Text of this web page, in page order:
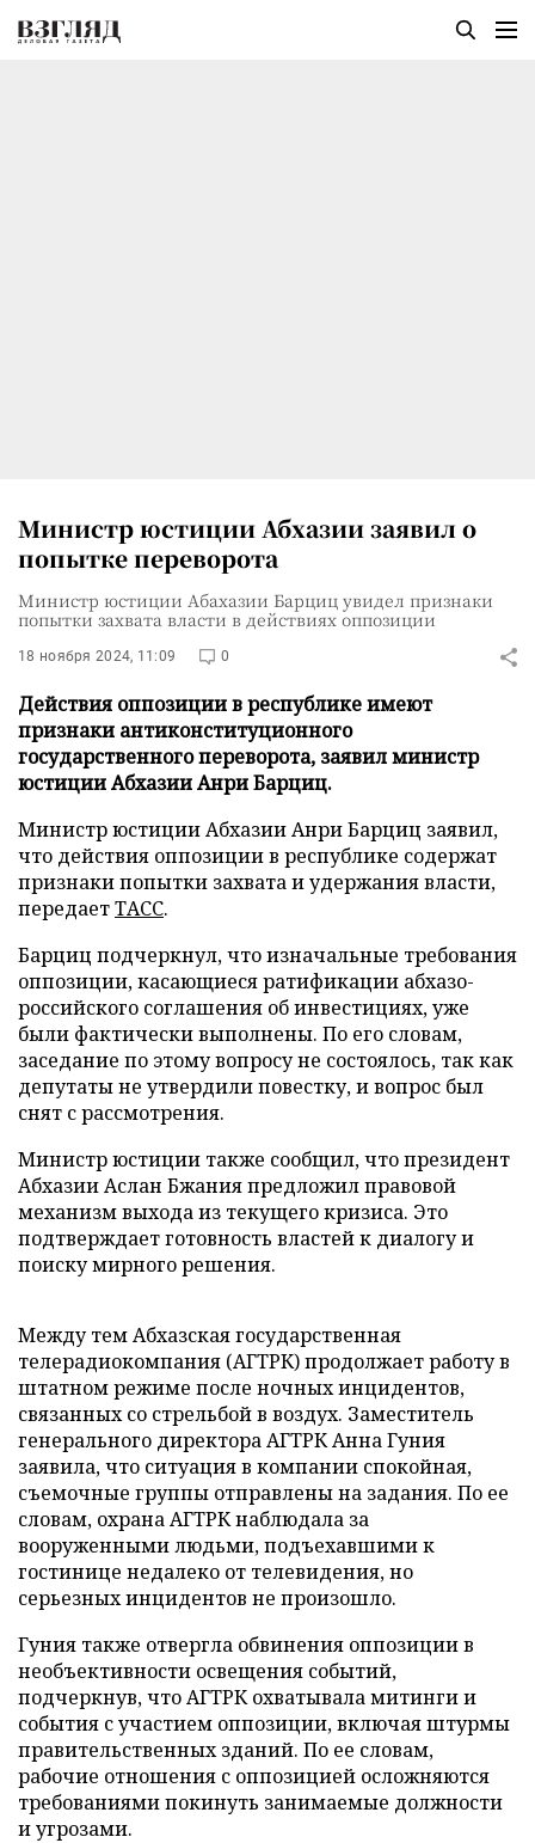
Министр юстиции Абхазии заявил о
попытке переворота
Министр юстиции Абахазии Барциц увидел признаки
попытки захвата власти в действиях оппозиции
18 ноября 2024, 11:09 0
Действия оппозиции в республике имеют
признаки антиконституционного
государственного переворота, заявил министр
юстиции Абхазии Анри Барциц.
Министр юстиции Абхазии Анри Барциц заявил,
что действия оппозиции в республике содержат
признаки попытки захвата и удержания власти,
передаетТАСС.
Барциц подчеркнул, что изначальные требования
оппозиции, касающиеся ратификации абхазо-
российского соглашения об инвестициях, уже
были фактически выполнены. По его словам,
заседание по этому вопросу не состоялось, так как
депутаты не утвердили повестку, и вопрос был
снят с рассмотрения.
Министр юстиции также сообщил, что президент
Абхазии Аслан Бжания предложил правовой
механизм выхода из текущего кризиса. Это
подтверждает готовность властей к диалогу и
поиску мирного решения.
Между тем Абхазская государственная
телерадиокомпания (АГТРК) продолжает работу в
штатном режиме после ночных инцидентов,
связанных со стрельбой в воздух. Заместитель
генерального директора АГТРК Анна Гуния
заявила, что ситуация в компании спокойная,
съемочные группы отправлены на задания. По ее
словам, охрана АГТРК наблюдала за
вооруженными людьми, подъехавшими к
гостинице недалеко от телевидения, но
серьезных инцидентов не произошло.
Гуния также отвергла обвинения оппозиции в
необъективности освещения событий,
подчеркнув, что АГТРК охватывала митинги и
события с участием оппозиции, включая штурмы
правительственных зданий. По ее словам,
рабочие отношения с оппозицией осложняются
требованиями покинуть занимаемые должности
и угрозами.